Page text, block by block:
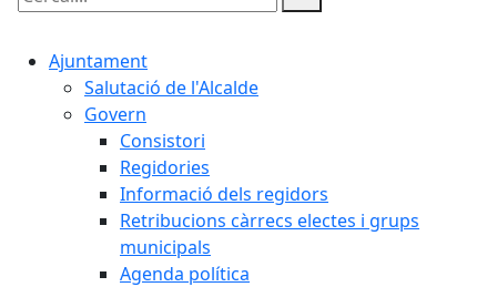
Cercar:
Ajuntament
Salutació de l'Alcalde
Govern
Consistori
Regidories
Informació dels regidors
Retribucions càrrecs electes i grups
municipals
Agenda política